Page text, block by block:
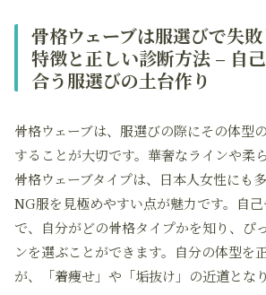
骨格ウェーブは服選びで失
特徴と正しい診断方法 – 自
合う服選びの土台作り
骨格ウェーブは、服選びの際にその体型
することが大切です。華奢なラインや柔
骨格ウェーブタイプは、日本人女性にも
NG服を見極めやすい点が魅力です。自
で、自分がどの骨格タイプかを知り、ぴ
ンを選ぶことができます。自分の体型を
が、「着痩せ」や「垢抜け」の近道となり